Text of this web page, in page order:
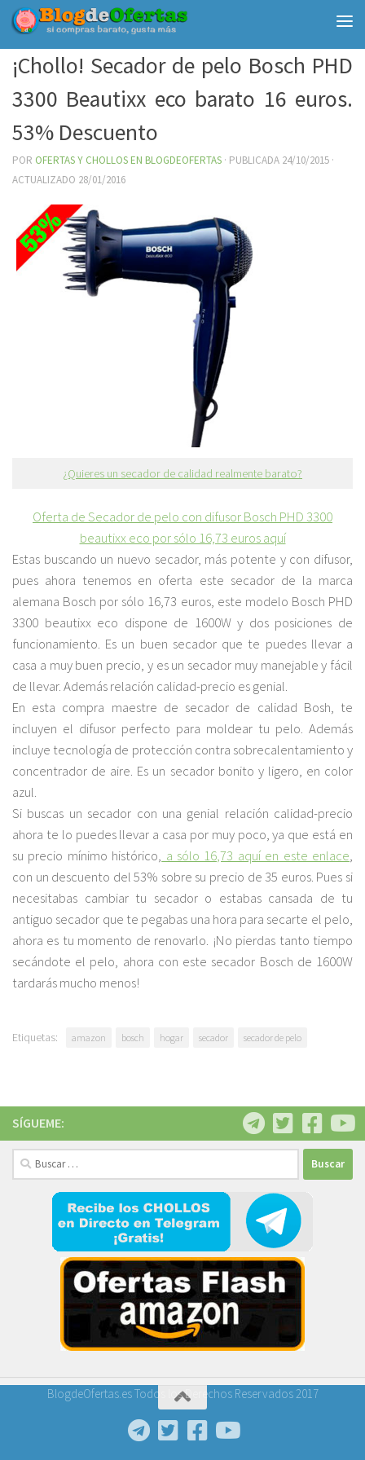
Debajo del contenido
¡Chollo! Secador de pelo Bosch PHD
3300 Beautixx eco barato 16 euros.
53% Descuento
POR OFERTAS Y CHOLLOS EN BLOGDEOFERTAS · PUBLICADA 24/10/2015 ·
ACTUALIZADO 28/01/2016
¿Quieres un secador de calidad realmente barato?
Oferta de Secador de pelo con difusor Bosch PHD 3300
beautixx eco por sólo 16,73 euros aquí
Estas buscando un nuevo secador, más potente y con difusor,
pues ahora tenemos en oferta este secador de la marca
alemana Bosch por sólo 16,73 euros, este modelo Bosch PHD
3300 beautixx eco dispone de 1600W y dos posiciones de
funcionamiento. Es un buen secador que te puedes llevar a
casa a muy buen precio, y es un secador muy manejable y fácil
de llevar. Además relación calidad-precio es genial.
En esta compra maestre de secador de calidad Bosh, te
incluyen el difusor perfecto para moldear tu pelo. Además
incluye tecnología de protección contra sobrecalentamiento y
concentrador de aire. Es un secador bonito y ligero, en color
azul.
Si buscas un secador con una genial relación calidad-precio
ahora te lo puedes llevar a casa por muy poco, ya que está en
su precio mínimo histórico, a sólo 16,73 aquí en este enlace,
con un descuento del 53% sobre su precio de 35 euros. Pues si
necesitabas cambiar tu secador o estabas cansada de tu
antiguo secador que te pegabas una hora para secarte el pelo,
ahora es tu momento de renovarlo. ¡No pierdas tanto tiempo
secándote el pelo, ahora con este secador Bosch de 1600W
tardarás mucho menos!
Etiquetas: amazon bosch hogar secador secador de pelo
SÍGUEME:
Buscar:
BlogdeOfertas.es Todos los Derechos Reservados 2017